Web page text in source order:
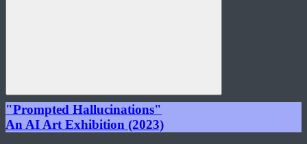
Search
"Prompted Hallucinations"
An AI Art Exhibition (2023)